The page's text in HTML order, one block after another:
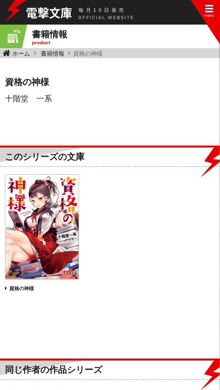
毎 月 10 日 発 売
書籍情報
product
ホーム 書籍情報 資格の神様
資格の神様
十階堂 一系
このシリーズの文庫
資格の神様
同じ作者の作品シリーズ